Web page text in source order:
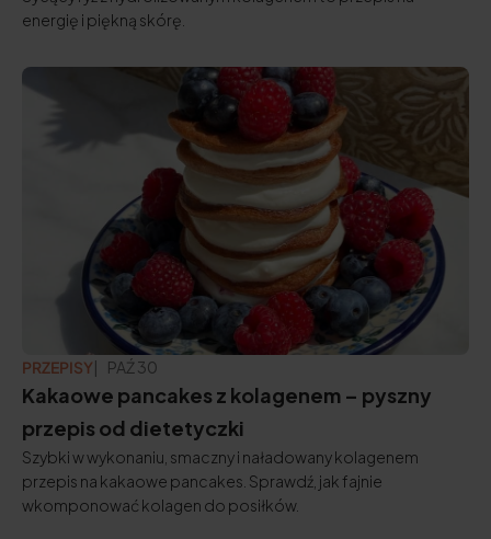
energię i piękną skórę.
PRZEPISY ZAKTUALIZOWANO:
PAŹ 30
Kakaowe pancakes z kolagenem – pyszny
przepis od dietetyczki
Szybki w wykonaniu, smaczny i naładowany kolagenem
przepis na kakaowe pancakes. Sprawdź, jak fajnie
wkomponować kolagen do posiłków.